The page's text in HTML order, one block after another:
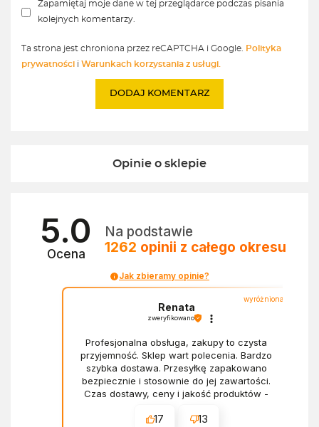
Zapamiętaj moje dane w tej przeglądarce podczas pisania
kolejnych komentarzy.
Ta strona jest chroniona przez reCAPTCHA i Google.
Polityka
prywatności i Warunkach korzystania z usługi.
Opinie o sklepie
5.0
Ocena
Na podstawie
1262 opinii z całego okresu
Jak zbieramy opinie?
wyróżniona
Renata
zweryfikowano
Profesjonalna obsługa, zakupy to czysta
przyjemność. Sklep wart polecenia. Bardzo
szybka dostawa. Przesyłkę zapakowano
bezpiecznie i stosownie do jej zawartości.
Czas dostawy, ceny i jakość produktów -
17 13